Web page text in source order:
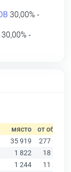
30,00% -
30,00% -
място от общо
35 919
277 019
1 822
18 275
1 244
11 315